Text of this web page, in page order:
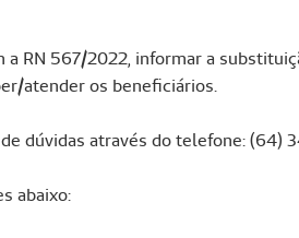
RN 567/2022, informar a
atender os beneficiários.
dúvidas através do telefone: (64)
abaixo: